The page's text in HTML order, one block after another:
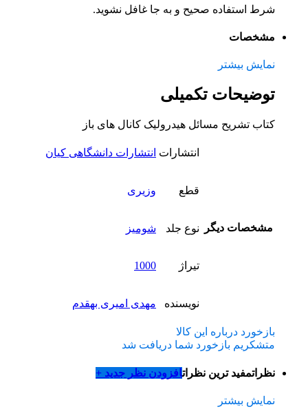
شرط استفاده صحيح و به جا غافل نشويد.
مشخصات
نمایش بیشتر
توضیحات تکمیلی
کتاب تشریح مسائل هیدرولیک کانال های باز
مشخصات دیگر
انتشارات انتشارات دانشگاهی کیان
قطع وزیری
نوع جلد شومیز
تیراژ 1000
نویسنده مهدی امیری بهقدم
بازخورد درباره این کالا
متشکریم بازخورد شما دریافت شد
نظراتمفید ترین نظراتافزودن نظر جدید +
نمایش بیشتر